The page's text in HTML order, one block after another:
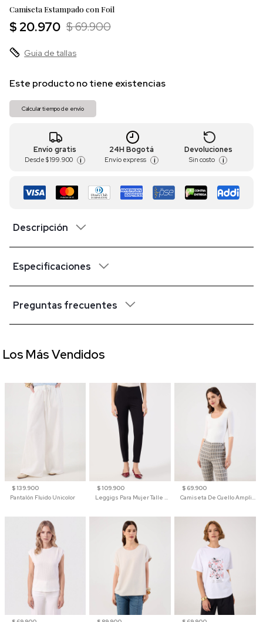
Camiseta Estampado con Foil
$ 20.970 $ 69.900
Guia de tallas
Este producto no tiene existencias
Calcular tiempo de envío
Envío gratis
Desde $ 199.900 i
24H Bogotá
Envío express i
Devoluciones
Sin costo i
Descripción
Especificaciones
Preguntas frecuentes
$ 139.900
Pantalón Fluido Unicolor
$ 109.900
Leggigs Para Mujer Talle Alto Liso
$ 69.900
Camiseta De Cuello Amplio Y Manga 3/4 Para Mujer
Los Más Vendidos